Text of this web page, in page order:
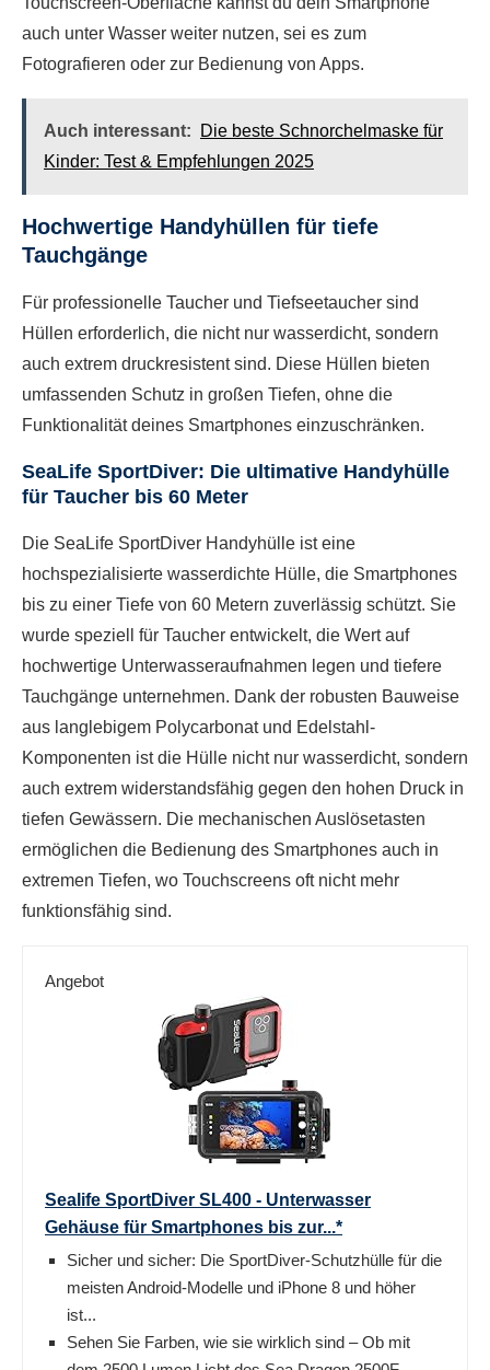
auch unter Wasser weiter nutzen, sei es zum
Fotografieren oder zur Bedienung von Apps.
Auch interessant:
Die beste Schnorchelmaske für
Kinder: Test & Empfehlungen 2025
Hochwertige Handyhüllen für tiefe
Tauchgänge
Für professionelle Taucher und Tiefseetaucher sind
Hüllen erforderlich, die nicht nur wasserdicht, sondern
auch extrem druckresistent sind. Diese Hüllen bieten
umfassenden Schutz in großen Tiefen, ohne die
Funktionalität deines Smartphones einzuschränken.
SeaLife SportDiver: Die ultimative Handyhülle
für Taucher bis 60 Meter
Die SeaLife SportDiver Handyhülle ist eine
hochspezialisierte wasserdichte Hülle, die Smartphones
bis zu einer Tiefe von 60 Metern zuverlässig schützt. Sie
wurde speziell für Taucher entwickelt, die Wert auf
hochwertige Unterwasseraufnahmen legen und tiefere
Tauchgänge unternehmen. Dank der robusten Bauweise
aus langlebigem Polycarbonat und Edelstahl-
Komponenten ist die Hülle nicht nur wasserdicht, sondern
auch extrem widerstandsfähig gegen den hohen Druck in
tiefen Gewässern. Die mechanischen Auslösetasten
ermöglichen die Bedienung des Smartphones auch in
extremen Tiefen, wo Touchscreens oft nicht mehr
funktionsfähig sind.
Angebot
Sealife SportDiver SL400 - Unterwasser
Gehäuse für Smartphones bis zur...*
Sicher und sicher: Die SportDiver-Schutzhülle für die
meisten Android-Modelle und iPhone 8 und höher
ist...
Sehen Sie Farben, wie sie wirklich sind – Ob mit